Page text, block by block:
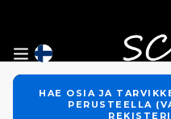
HAE OSIA JA
PERUSTEELLA